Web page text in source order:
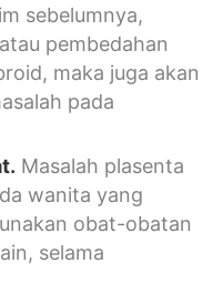
sebelumnya,
pembedahan
maka juga akan
pada
Masalah plasenta
wanita yang
obat-obatan
selama